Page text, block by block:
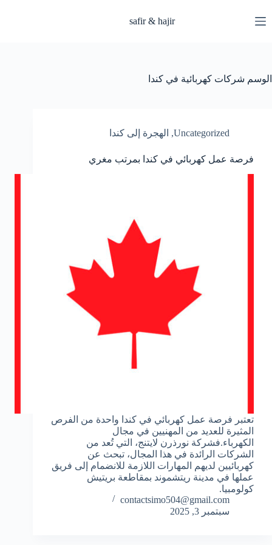
إلى
المحتوى
safir & hajir
الوسم شركات كهربائية في كندا
Uncategorized
, الهجرة إلى كندا
فرصة عمل كهربائي في كندا بمرتب مغري
تعتبر فرصة عمل كهربائي في كندا واحدة من الفرص
المثيرة للعديد من المهنيين في مجال
الكهرباء.فشركة نورذرن لايتنج، التي تُعد من
الشركات الرائدة في هذا المجال، تبحث عن
كهربائيين لديهم المهارات اللازمة للانضمام إلى فريق
عملها في مدينة ريتشموند بمقاطعة بريتيش
كولومبيا.
contactsimo504@gmail.com
سبتمبر 3, 2025